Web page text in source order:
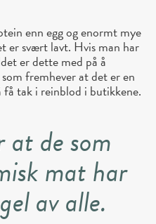
enn egg og enormt mye
er svært lavt. Hvis man har
er dette med på å
fremhever at det er en
tak i reinblod i butikkene.
at de som
mat har
av alle.